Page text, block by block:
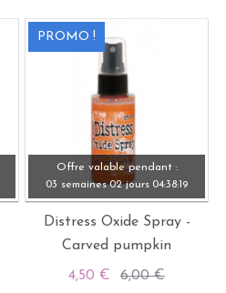
PROMO !
Offre valable pendant :
03 semaines 02 jours 04:38:19
Distress Oxide Spray -
Carved pumpkin
4,50 € 6,00 €